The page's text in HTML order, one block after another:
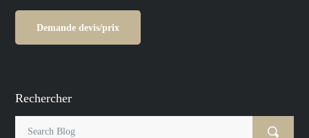
Demande devis/prix
Rechercher